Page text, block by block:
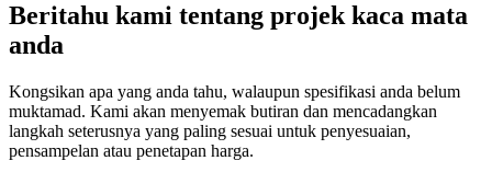
Beritahu kami tentang projek kaca mata
anda
Kongsikan apa yang anda tahu, walaupun spesifikasi anda belum
muktamad. Kami akan menyemak butiran dan mencadangkan
langkah seterusnya yang paling sesuai untuk penyesuaian,
pensampelan atau penetapan harga.